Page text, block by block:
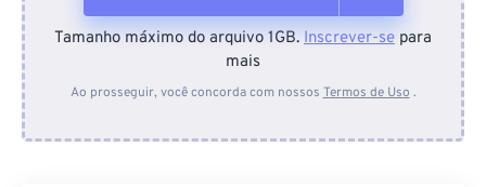
Do dispositivo
Tamanho máximo do arquivo 1GB. Inscrever-se para
mais
Ao prosseguir, você concorda com nossos Termos de Uso .